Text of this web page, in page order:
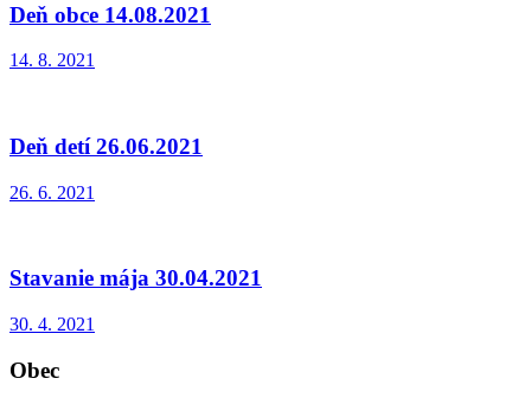
Deň obce 14.08.2021
14. 8. 2021
Deň detí 26.06.2021
26. 6. 2021
Stavanie mája 30.04.2021
30. 4. 2021
Obec